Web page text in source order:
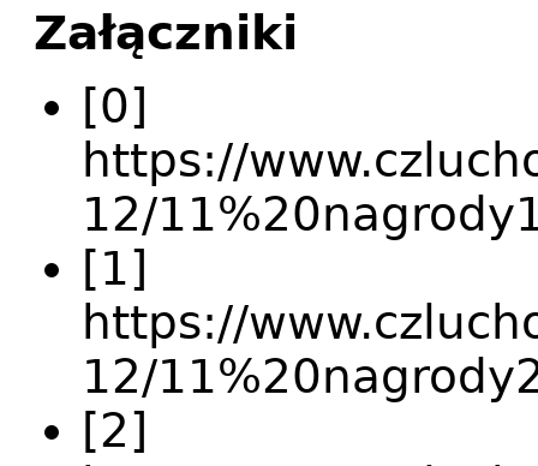
Załączniki
[0]
https://
12/
[1]
https://
12/
[2]